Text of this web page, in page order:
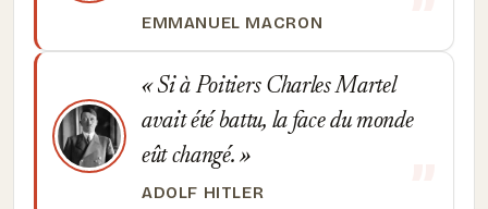
EMMANUEL MACRON
Si à Poitiers Charles Martel
avait été battu, la face du monde
eût changé.
ADOLF HITLER